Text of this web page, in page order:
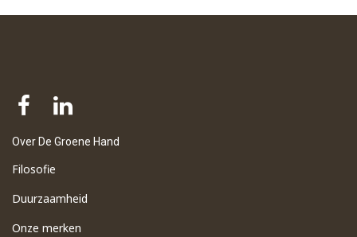
Over De Groene Hand
Filosofie
Duurzaamheid
Onze merken